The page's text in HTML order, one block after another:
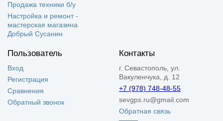
Продажа техники б/у
Настройка и ремонт -
мастерская магазина
Добрый Сусанин
Пользователь
Вход
Регистрация
Сравнения
Обратный звонок
Контакты
г. Севастополь, ул.
Вакуленчука, д. 12
+7 (978) 748-48-55
sevgps.ru@gmail.com
Обратная связь